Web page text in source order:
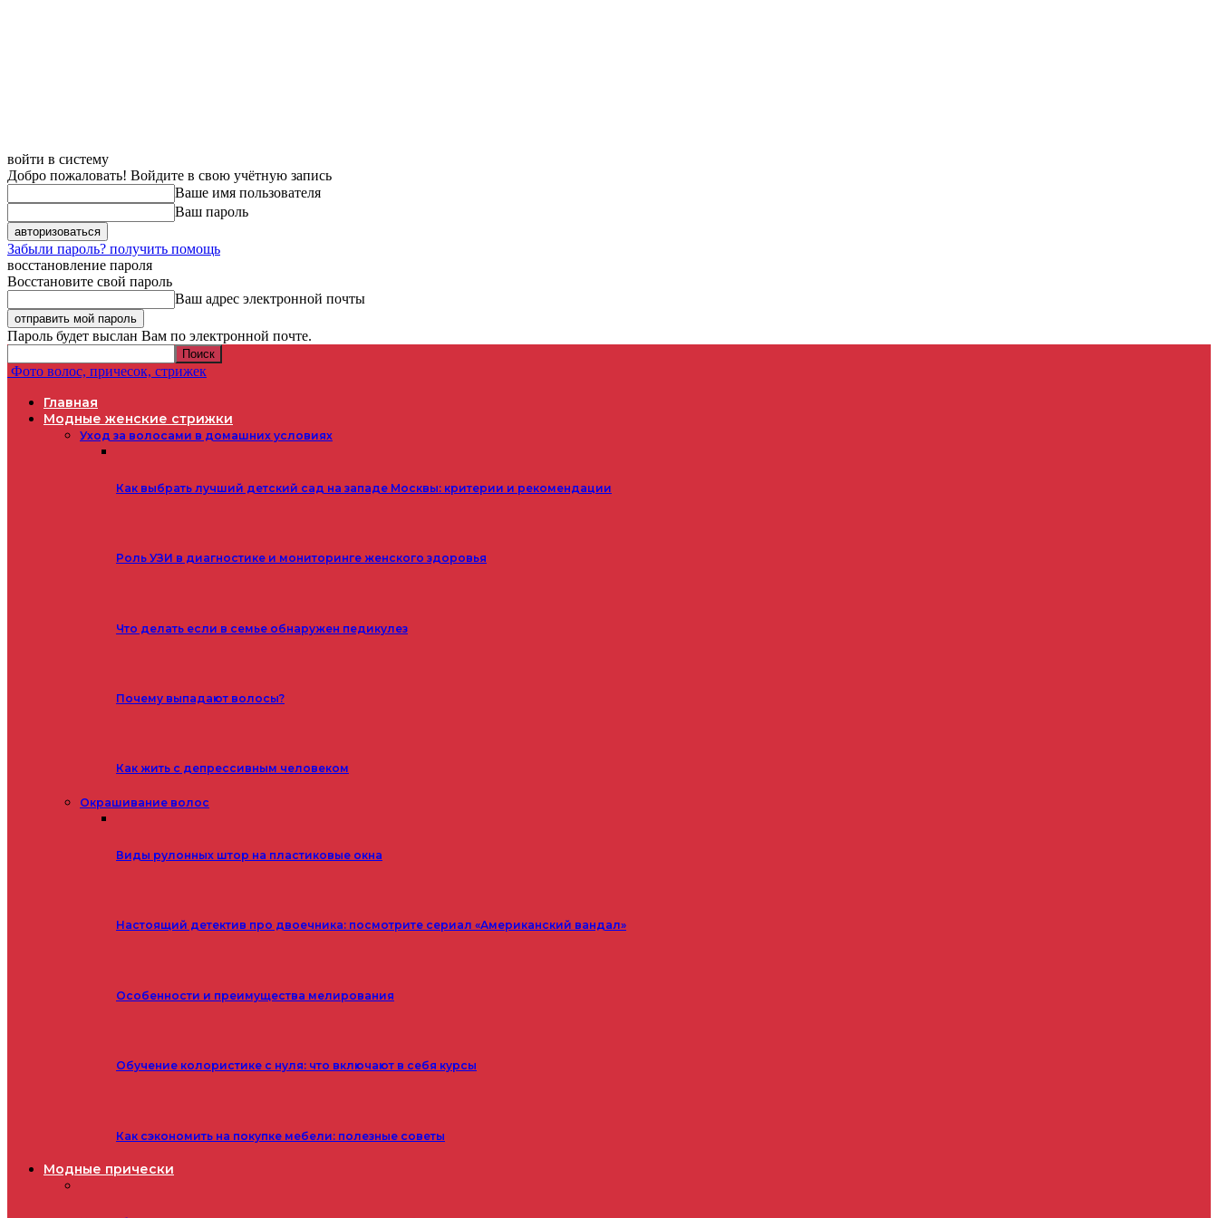
войти в систему
Добро пожаловать! Войдите в свою учётную запись
Ваше имя пользователя
Ваш пароль
Забыли пароль? получить помощь
восстановление пароля
Восстановите свой пароль
Ваш адрес электронной почты
Пароль будет выслан Вам по электронной почте.
Фото волос, причесок, стрижек
Главная
Модные женские стрижки
Уход за волосами в домашних условиях
Как выбрать лучший детский сад на западе Москвы: критерии и рекомендации
Роль УЗИ в диагностике и мониторинге женского здоровья
Что делать если в семье обнаружен педикулез
Почему выпадают волосы?
Как жить с депрессивным человеком
Окрашивание волос
Виды рулонных штор на пластиковые окна
Настоящий детектив про двоечника: посмотрите сериал «Американский вандал»
Особенности и преимущества мелирования
Обучение колористике с нуля: что включают в себя курсы
Как сэкономить на покупке мебели: полезные советы
Модные прически